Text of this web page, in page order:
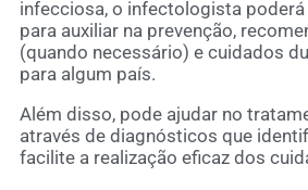
infecciosa, o infectologista
para auxiliar na prevenção,
(quando necessário) e cuidados
para algum país.
Além disso, pode ajudar no
através de diagnósticos que
facilite a realização eficaz dos